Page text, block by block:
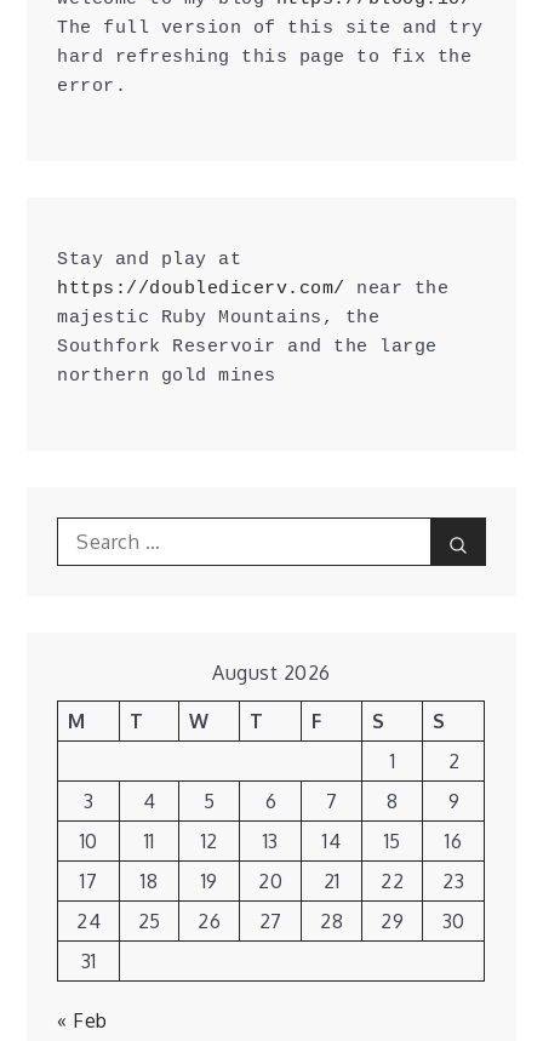
The full version of this site and try
hard refreshing this page to fix the
error.
https://doubledicerv.com/
near the
majestic Ruby Mountains, the
Southfork Reservoir and the large
northern gold mines
Search
for:
August 2026
M
T W T F S
S
1
2
3
4 5 6 7 8
9
10
11 12 13 14 15
16
17
18 19 20 21 22
23
24
25 26 27 28 29
30
31
« Feb